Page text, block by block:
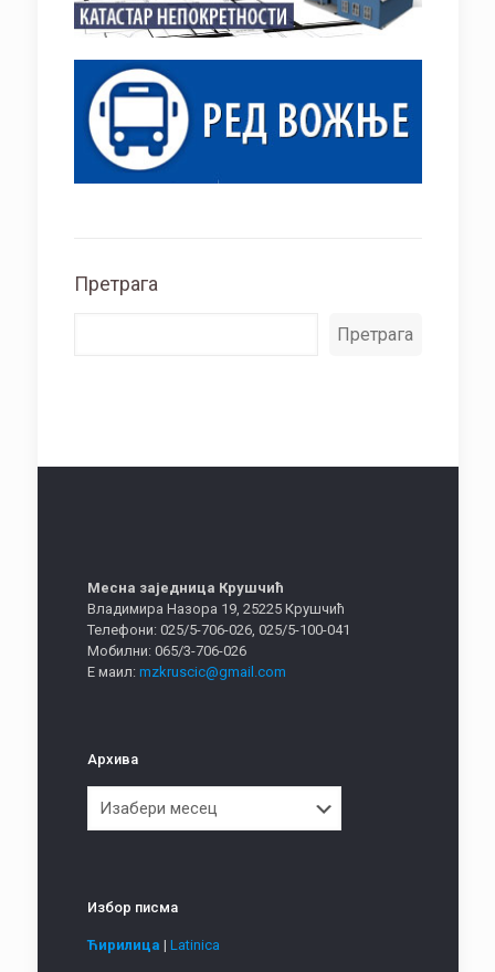
Претрага
Претрага
Месна заједница Крушчић
Владимира Назора 19, 25225 Крушчић
Телефони: 025/5-706-026, 025/5-100-041
Мобилни: 065/3-706-026
Е маил: mzkruscic@gmail.com
Архива
Избор писма
Ћирилица | Latinica